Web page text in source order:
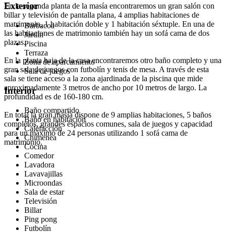
En la segunda planta de la masía encontraremos un gran salón con
billar y televisión de pantalla plana, 4 amplias habitaciones de
matrimonio, 1 habitación doble y 1 habitación séxtuple. En una de
las habitaciones de matrimonio también hay un sofá cama de dos
plazas.
En la planta baja de la casa encontraremos otro baño completo y una
gran sala de juegos con futbolín y tenis de mesa. A través de esta
sala se tiene acceso a la zona ajardinada de la piscina que mide
aproximadamente 3 metros de ancho por 10 metros de largo. La
profundidad es de 160-180 cm.
En total la gran masía dispone de 9 amplias habitaciones, 5 baños
completos, grandes espacios comunes, sala de juegos y capacidad
para un máximo de 24 personas utilizando 1 sofá cama de
matrimonio.
Exterior
Barbacoa
Jardín
Piscina
Terraza
Zona de aparcamiento
Sala de juegos
Interior
Baño compartido
Baño en habitación
Calefacción
Chimenea
Cocina
Comedor
Lavadora
Lavavajillas
Microondas
Sala de estar
Televisión
Billar
Ping pong
Futbolín